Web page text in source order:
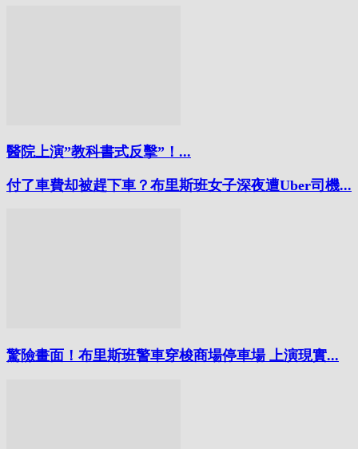
醫院上演”教科書式反擊”！...
付了車費却被趕下車？布里斯班女子深夜遭Uber司機...
驚險畫面！布里斯班警車穿梭商場停車場 上演現實...